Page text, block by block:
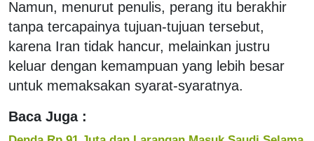
Namun, menurut penulis, perang itu berakhir
tanpa tercapainya tujuan-tujuan tersebut,
karena Iran tidak hancur, melainkan justru
keluar dengan kemampuan yang lebih besar
untuk memaksakan syarat-syaratnya.
Baca Juga :